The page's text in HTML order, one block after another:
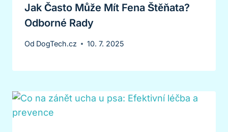
Jak Často Může Mít Fena Štěňata?
Odborné Rady
Od DogTech.cz 10. 7. 2025